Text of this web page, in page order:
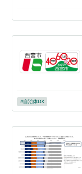
自治体DX